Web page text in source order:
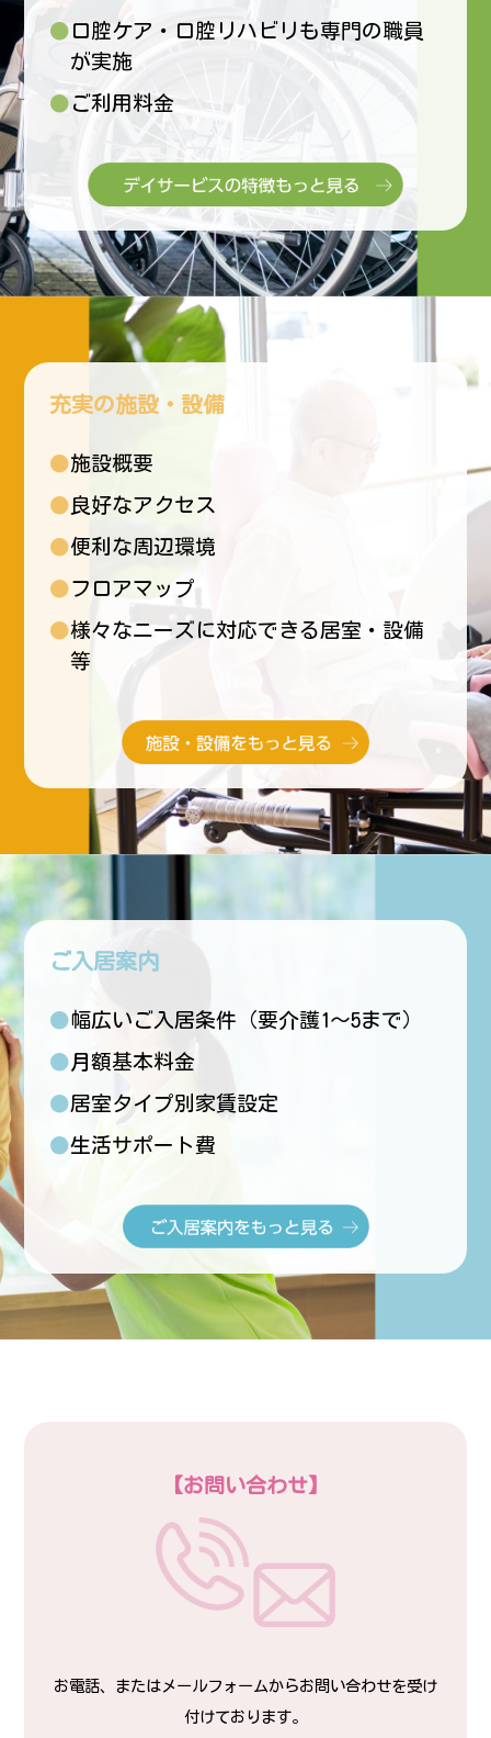
●口腔ケア・口腔リハビリも専門の職員
が実施
●ご利用料金
充実の施設・設備
●施設概要
●良好なアクセス
●便利な周辺環境
●フロアマップ
●様々なニーズに対応できる居室・設備
等
ご入居案内
●幅広いご入居条件（要介護1〜5まで）
●月額基本料金
●居室タイプ別家賃設定
●生活サポート費
【お問い合わせ】
お電話、またはメールフォームからお問い合わせを受け
付けております。